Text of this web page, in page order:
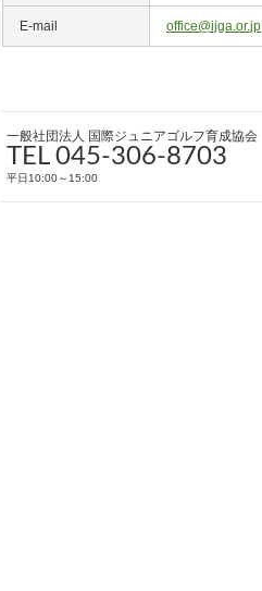
E-mail office@ijga.or.jp
一般社団法人 国際ジュニアゴルフ育成協会
TEL 045-306-8703
平日10:00～15:00